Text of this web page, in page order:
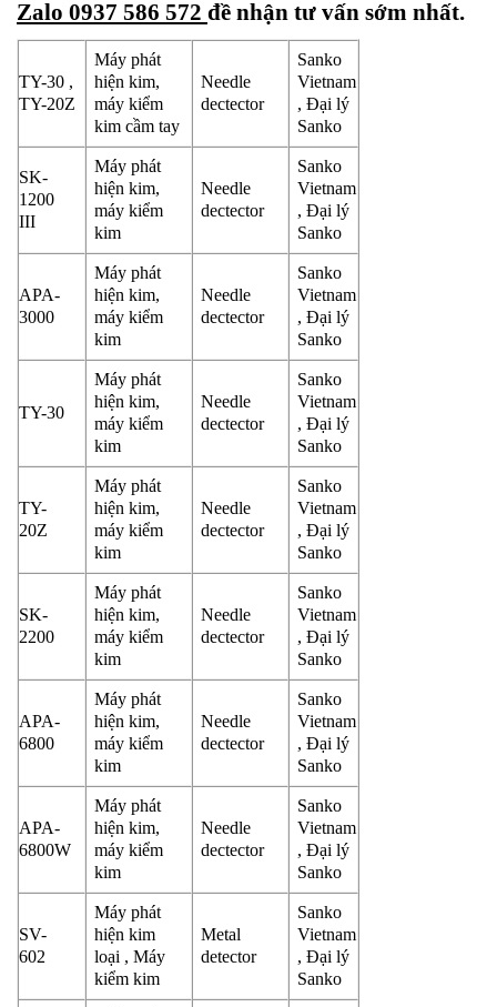
Zalo 0937 586 572 đề nhận tư vấn sớm nhất.
TY-30 ,
TY-20Z
Máy phát
hiện kim,
máy kiểm
kim cầm tay
Needle
dectector
Sanko
Vietnam
, Đại lý
Sanko
SK-
1200
III
Máy phát
hiện kim,
máy kiểm
kim
Needle
dectector
Sanko
Vietnam
, Đại lý
Sanko
APA-
3000
Máy phát
hiện kim,
máy kiểm
kim
Needle
dectector
Sanko
Vietnam
, Đại lý
Sanko
TY-30
Máy phát
hiện kim,
máy kiểm
kim
Needle
dectector
Sanko
Vietnam
, Đại lý
Sanko
TY-
20Z
Máy phát
hiện kim,
máy kiểm
kim
Needle
dectector
Sanko
Vietnam
, Đại lý
Sanko
SK-
2200
Máy phát
hiện kim,
máy kiểm
kim
Needle
dectector
Sanko
Vietnam
, Đại lý
Sanko
APA-
6800
Máy phát
hiện kim,
máy kiểm
kim
Needle
dectector
Sanko
Vietnam
, Đại lý
Sanko
APA-
6800W
Máy phát
hiện kim,
máy kiểm
kim
Needle
dectector
Sanko
Vietnam
, Đại lý
Sanko
SV-
602
Máy phát
hiện kim
loại , Máy
kiểm kim
Metal
detector
Sanko
Vietnam
, Đại lý
Sanko